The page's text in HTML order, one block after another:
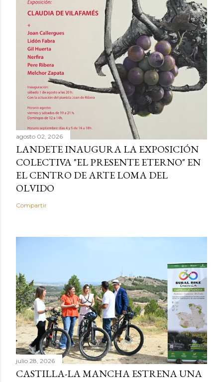
agosto 02, 2026
LANDETE INAUGURA LA EXPOSICIÓN
COLECTIVA "EL PRESENTE ETERNO" EN
EL CENTRO DE ARTE LOMA DEL
OLVIDO
Compartir
julio 28, 2026
CASTILLA-LA MANCHA ESTRENA UNA